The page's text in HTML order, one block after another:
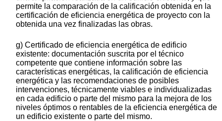
permite la comparación de la calificación obtenida en la
certificación de eficiencia energética de proyecto con la
obtenida una vez finalizadas las obras.
g) Certificado de eficiencia energética de edificio
existente: documentación suscrita por el técnico
competente que contiene información sobre las
características energéticas, la calificación de eficiencia
energética y las recomendaciones de posibles
intervenciones, técnicamente viables e individualizadas
en cada edificio o parte del mismo para la mejora de los
niveles óptimos o rentables de la eficiencia energética de
un edificio existente o parte del mismo.